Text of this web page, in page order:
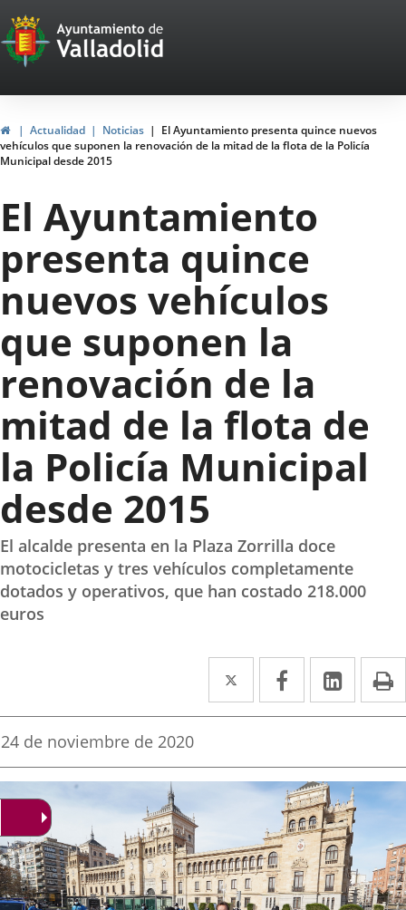
Portal
Web
del
Ayuntamiento
de
Valladolid
HomeActualidad Noticias
El Ayuntamiento presenta quince nuevos
vehículos que suponen la renovación de la mitad de la flota de la Policía
Municipal desde 2015
El Ayuntamiento
presenta quince
nuevos vehículos
que suponen la
renovación de la
mitad de la flota de
la Policía Municipal
desde 2015
El alcalde presenta en la Plaza Zorrilla doce
motocicletas y tres vehículos completamente
dotados y operativos, que han costado 218.000
euros
Twitter
Enlace
a
aplicación
externa.
Facebook
Enlace
a
aplicación
externa.
Enlace
a
Fecha
la
24 de noviembre de 2020